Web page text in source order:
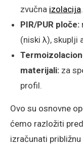
zvučna izolacija.
PIR/PUR ploče:
(niski λ), skuplji
materijali: za
profil.
Ovo su osnovne
ćemo razložiti
izračunati